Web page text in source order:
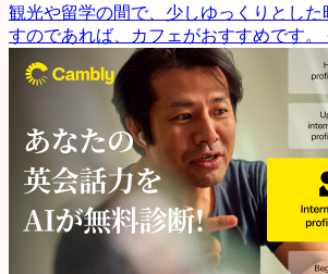
観光や留学の間で、少しゆっくりとした
すのであれば、カフェがおすすめです。